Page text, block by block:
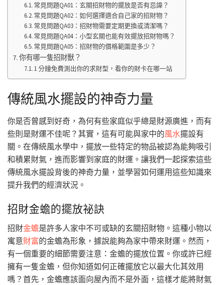
常見問題QA01：玄關招財物的擺放是否有忌諱？
常見問題QA02：如何選擇適合自己家的招財物？
常見問題QA03：招財物需要定期更換或清潔嗎？
常見問題QA04：小型玄關也能有效擺放招財物嗎？
常見問題QA05：招財物的價格範圍是多少？
你有哪一隻招財獸？
1 分鐘免費測出你的求財型，看你的財卡在哪一站
傳統風水擺設的神奇力量
你是否曾感到好奇，為何有些家庭似乎總是財源廣進，而有
些則是財運不佳呢？其實，這有可能與家中的風水擺設有
關。在傳統風水學中，擺放一些特定的物品被認為能夠吸引
和積累財氣，進而影響到家庭的財運。讓我們一起探索這些
傳統風水擺設背後的神奇力量，並學習如何運用這些知識來
提升我們的經濟狀況。
招財金蟾的擺放祕訣
招財金蟾是許多人家中不可或缺的玄關招財物。這種小物以
寓意財富的金蟾為形象，據說能夠為家中帶來財運。然而，
有一個重要的細節需要注意：金蟾的擺放位置。你或許已經
擁有一隻金蟾，但你知道如何正確擺放它以最大化其效用
嗎？首先，金蟾應該面向屋內而不是外面，這樣才能將財氣